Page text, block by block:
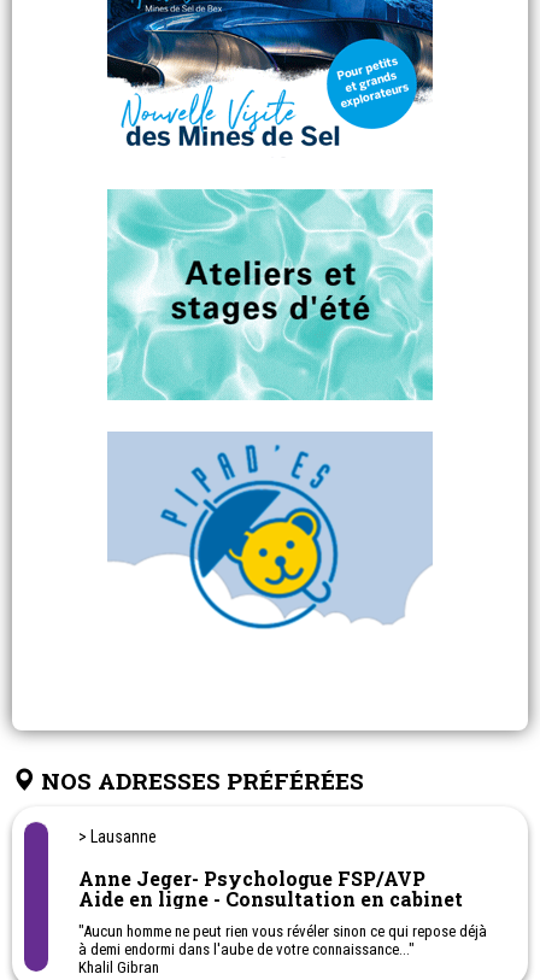
NOS ADRESSES PRÉFÉRÉES
> Lausanne
Anne Jeger- Psychologue FSP/AVP
Aide en ligne - Consultation en cabinet
"Aucun homme ne peut rien vous révéler sinon ce qui repose déjà
à demi endormi dans l'aube de votre connaissance..."
Khalil Gibran